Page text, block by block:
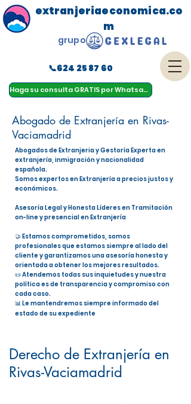
Haga su consulta GRATIS por Whatsapp
menu
extranjeriaeconomica.co
m
📞624 25 87 60
grupo
Abogado de Extranjería en Rivas-
Vaciamadrid
Abogados de Extranjeria y Gestoría Experta en
extranjería, inmigración y nacionalidad
española.
Somos expertos en Extranjería a precios justos y
económicos.
Asesoría Legal y Honesta Líderes en Tramitación
on-line y presencial en Extranjería
🤝 Estamos comprometidos, somos
profesionales que estamos siempre al lado del
cliente y garantizamos una asesoría honesta y
orientada a obtener los mejores resultados.
📜 Atendemos todas sus inquietudes y nuestra
política es de transparencia y compromiso con
cada caso.
📊 Le mantendremos siempre informado del
estado de su expediente
Derecho de Extranjería en
Rivas-Vaciamadrid